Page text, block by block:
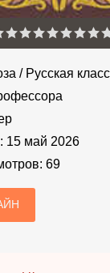
/ Русская
15 май 2026
69